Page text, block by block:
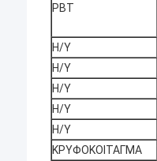
PBT
Η/Υ
Η/Υ
Η/Υ
Η/Υ
Η/Υ
ΚΡΥΦΟΚΟΙΤΑΓΜΑ